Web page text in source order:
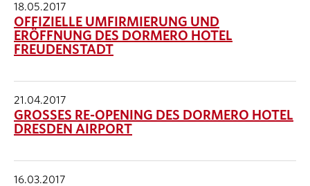
18.05.2017
OFFIZIELLE UMFIRMIERUNG UND
ERÖFFNUNG DES DORMERO HOTEL
FREUDENSTADT
21.04.2017
GROSSES RE-OPENING DES DORMERO HOTEL D
RESDEN AIRPORT
16.03.2017